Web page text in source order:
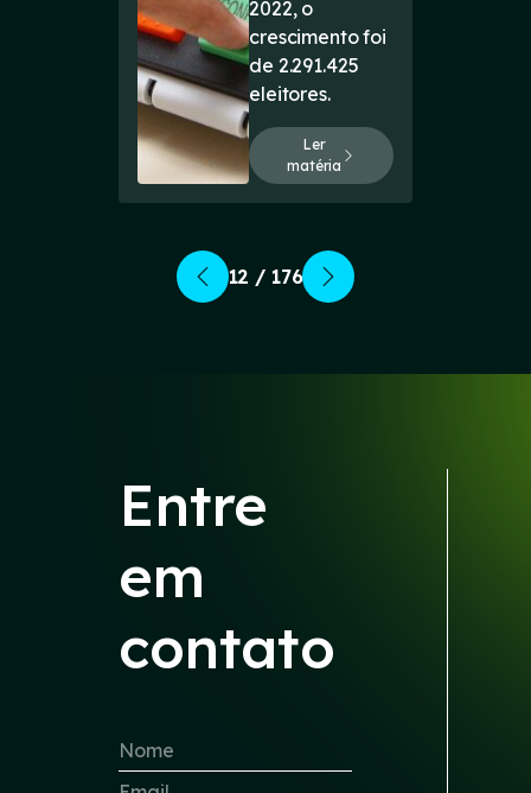
2022, o
crescimento foi
de 2.291.425
eleitores.
Ler
matéria
12 / 176
Entre
em
contato